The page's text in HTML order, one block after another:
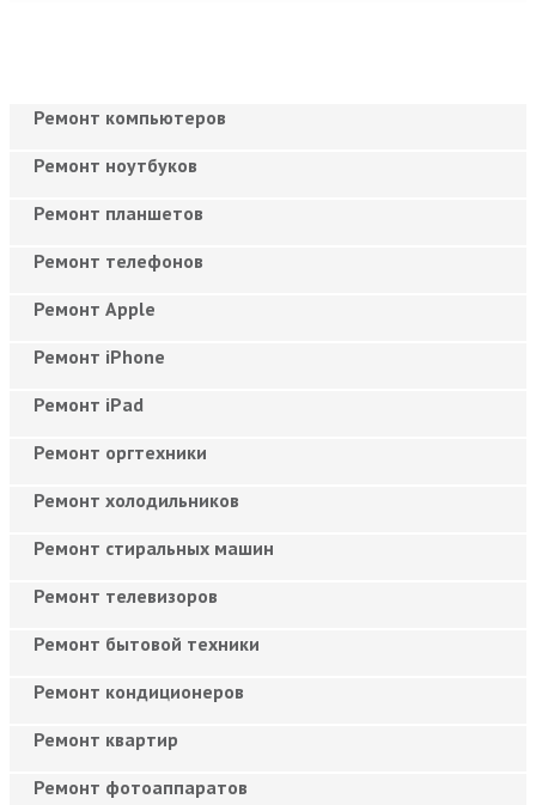
Ремонт компьютеров
Ремонт ноутбуков
Ремонт планшетов
Ремонт телефонов
Ремонт Apple
Ремонт iPhone
Ремонт iPad
Ремонт оргтехники
Ремонт холодильников
Ремонт стиральных машин
Ремонт телевизоров
Ремонт бытовой техники
Ремонт кондиционеров
Ремонт квартир
Ремонт фотоаппаратов